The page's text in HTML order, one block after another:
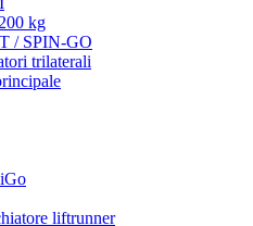
kg
/ SPIN-GO
trilaterali
liftrunner